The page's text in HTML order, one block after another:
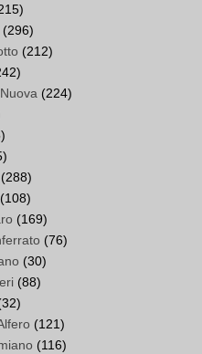
(296)
(212)
(224)
(288)
(108)
(169)
(76)
(30)
(88)
(121)
(116)